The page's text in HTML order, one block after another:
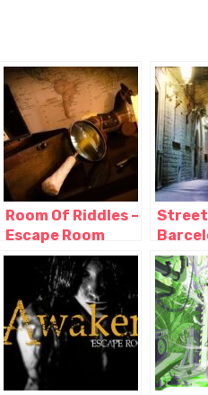
Room Of Riddles –
Escape Room
Barcelona,
Barcelona –
Cataluña
Street
aire